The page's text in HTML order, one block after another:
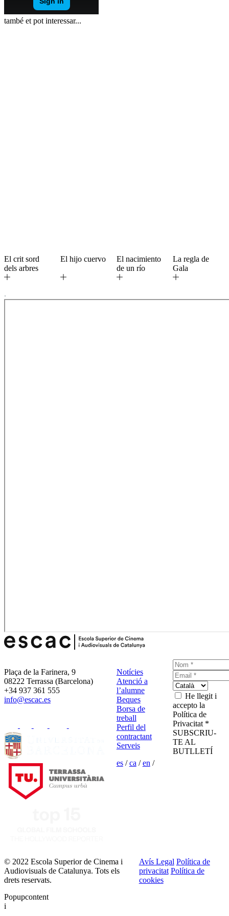
també et pot interessar...
El crit sord
dels arbres
El hijo cuervo
El nacimiento
de un río
La regla de
Gala
Plaça de la Farinera, 9
08222 Terrassa (Barcelona)
+34 937 361 555
info@escac.es
Notícies
Atenció a
l’alumne
Beques
Borsa de
treball
Perfil del
contractant
Serveis
es/ca /en /
He llegit i
accepto la
Política de
Privacitat *
SUBSCRIU-
TE AL
BUTLLETÍ
© 2022 Escola Superior de Cinema i
Audiovisuals de Catalunya. Tots els
drets reservats.
Avís Legal Política de
privacitat Política de
cookies
Popupcontent
i